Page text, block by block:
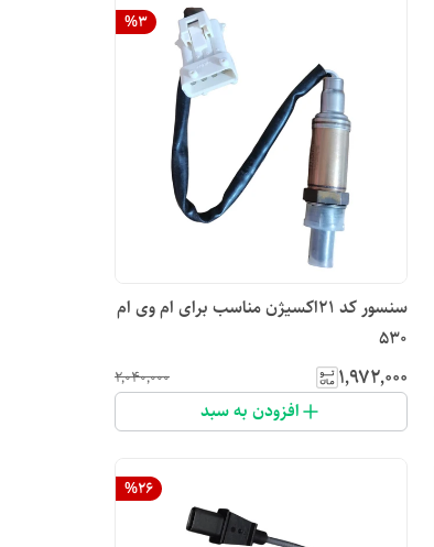
%3
سنسور کد ۲۱اکسیژن مناسب برای ام وی ام
530
۱٬۹۷۲٬۰۰۰ ۲٬۰۴۰٬۰۰۰
افزودن به سبد
%26